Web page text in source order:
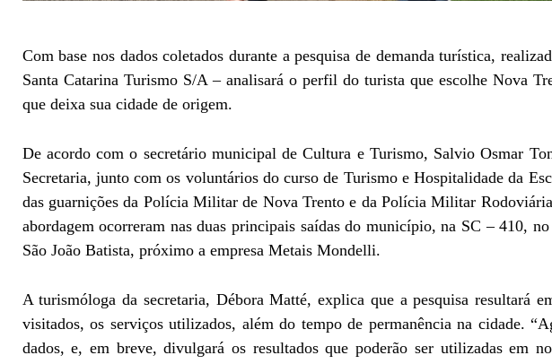
Com base nos dados coletados durante a pesquisa de demanda turística,
Santa Catarina Turismo S/A – analisará o perfil do turista que escolhe Nova
que deixa sua cidade de origem.
De acordo com o secretário municipal de Cultura e Turismo, Salvio Osmar
Secretaria, junto com os voluntários do curso de Turismo e Hospitalidade da
das guarnições da Polícia Militar de Nova Trento e da Polícia Militar
abordagem ocorreram nas duas principais saídas do município, na SC – 410,
São João Batista, próximo a empresa Metais Mondelli.
A turismóloga da secretaria, Débora Matté, explica que a pesquisa resultará
visitados, os serviços utilizados, além do tempo de permanência na cidade.
dados, e, em breve, divulgará os resultados que poderão ser utilizadas em